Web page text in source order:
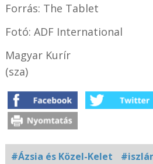
Forrás: The Tablet
Fotó: ADF International
Magyar Kurír
(sza)
#Ázsia és Közel-Kelet